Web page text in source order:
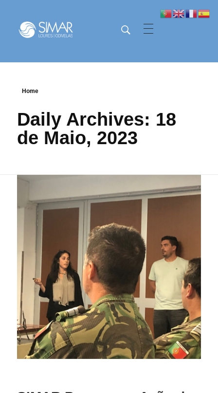
Home
Daily Archives: 18
de Maio, 2023